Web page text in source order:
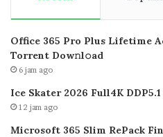
Office 365 Pro Plus Lifetime
Torrent Dow𝚗l𝚘аd
6 jam ago
Ice Skater 2026 Full4K
12 jam ago
Microsoft 365 Slim RePack